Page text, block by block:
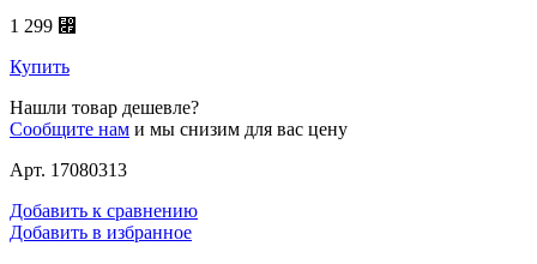
1 299 ⃏
Купить
Нашли товар дешевле?
Сообщите нам и мы снизим для вас цену
Арт. 17080313
Добавить к сравнению
Добавить в избранное